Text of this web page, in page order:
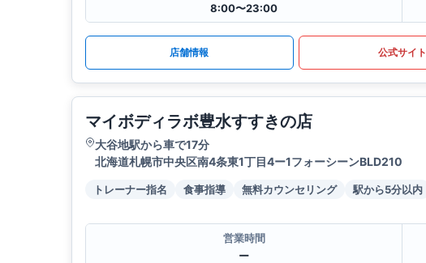
8:00〜23:00
店舗情報 公式サイト
マイボディラボ豊水すすきの店
大谷地駅から車で17分
北海道札幌市中央区南4条東1丁目4ー1フォーシーンBLD210
トレーナー指名 食事指導 無料カウンセリング 駅から5分以内
営業時間
ー